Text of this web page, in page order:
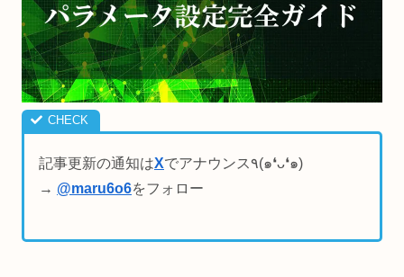
記事更新の通知はX
でアナウンス٩(๑❛ᴗ❛๑)
→ @maru6o6をフォロー